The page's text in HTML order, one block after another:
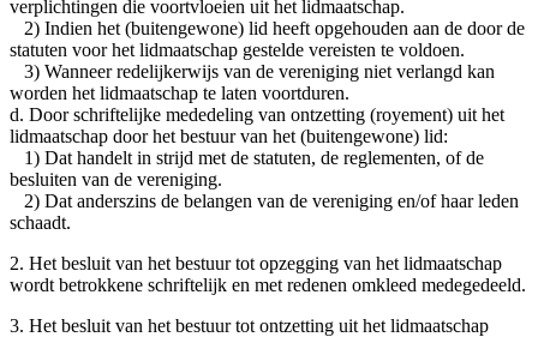
verplichtingen die voortvloeien uit het lidmaatschap.
2) Indien het (buitengewone) lid heeft opgehouden aan de door de
statuten voor het lidmaatschap gestelde vereisten te voldoen.
3) Wanneer redelijkerwijs van de vereniging niet verlangd kan
worden het lidmaatschap te laten voortduren.
d. Door schriftelijke mededeling van ontzetting (royement) uit het
lidmaatschap door het bestuur van het (buitengewone) lid:
1) Dat handelt in strijd met de statuten, de reglementen, of de
besluiten van de vereniging.
2) Dat anderszins de belangen van de vereniging en/of haar leden
schaadt.
2. Het besluit van het bestuur tot opzegging van het lidmaatschap
wordt betrokkene schriftelijk en met redenen omkleed medegedeeld.
3. Het besluit van het bestuur tot ontzetting uit het lidmaatschap